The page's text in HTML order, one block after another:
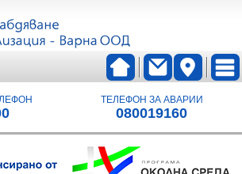
ТЕЛЕФОН ЗА АВАРИИ
080019160